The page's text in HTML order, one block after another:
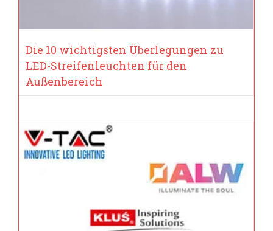
Die 10 wichtigsten Überlegungen zu
LED-Streifenleuchten für den
Außenbereich